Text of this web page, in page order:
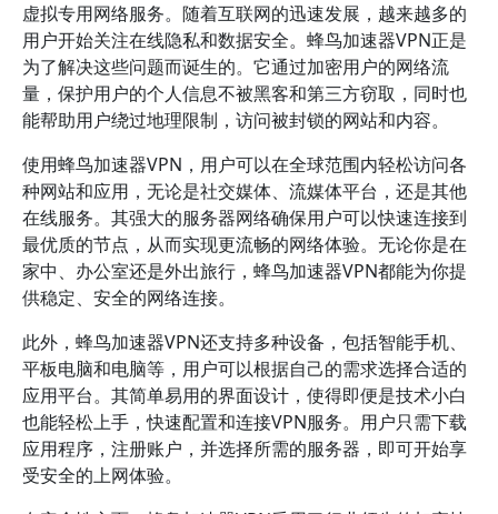
虚拟专用网络服务。随着互联网的迅速发展，越来越多的
用户开始关注在线隐私和数据安全。蜂鸟加速器VPN正是
为了解决这些问题而诞生的。它通过加密用户的网络流
量，保护用户的个人信息不被黑客和第三方窃取，同时也
能帮助用户绕过地理限制，访问被封锁的网站和内容。
使用蜂鸟加速器VPN，用户可以在全球范围内轻松访问各
种网站和应用，无论是社交媒体、流媒体平台，还是其他
在线服务。其强大的服务器网络确保用户可以快速连接到
最优质的节点，从而实现更流畅的网络体验。无论你是在
家中、办公室还是外出旅行，蜂鸟加速器VPN都能为你提
供稳定、安全的网络连接。
此外，蜂鸟加速器VPN还支持多种设备，包括智能手机、
平板电脑和电脑等，用户可以根据自己的需求选择合适的
应用平台。其简单易用的界面设计，使得即便是技术小白
也能轻松上手，快速配置和连接VPN服务。用户只需下载
应用程序，注册账户，并选择所需的服务器，即可开始享
受安全的上网体验。